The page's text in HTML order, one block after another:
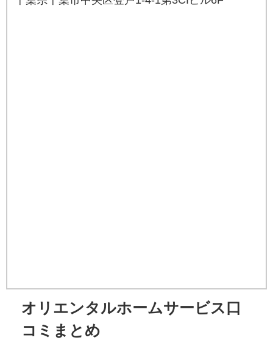
オリエンタルホームサービス口
コミまとめ